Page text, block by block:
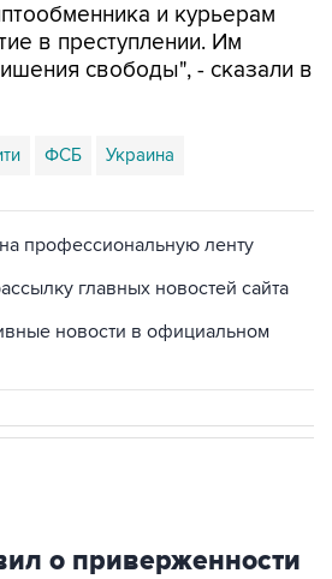
и курьерам
в преступлении. Им
свободы", - сказали в
ФСБ Украина
профессиональную ленту
главных новостей сайта
новости в официальном
о приверженности